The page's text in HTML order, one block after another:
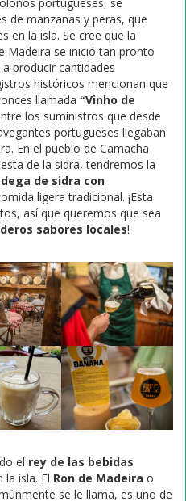
portugueses, se
de manzanas y peras, que
en la isla. Se cree que la
Madeira se inició tan pronto
producir cantidades
históricos mencionan que
llamada “Vinho de
los suministros que desde
portugueses llegaban
En el pueblo de Camacha
de la sidra, tendremos la
de sidra con
ligera tradicional. ¡Esta
así que queremos que sea
sabores locales!
el rey de las bebidas
la isla. El Ron de Madeira o
se le llama, es uno de